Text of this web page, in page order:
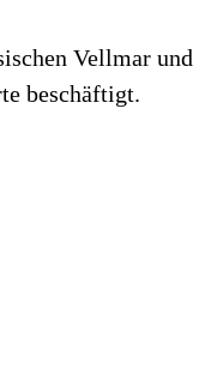
Vellmar und
beschäftigt.